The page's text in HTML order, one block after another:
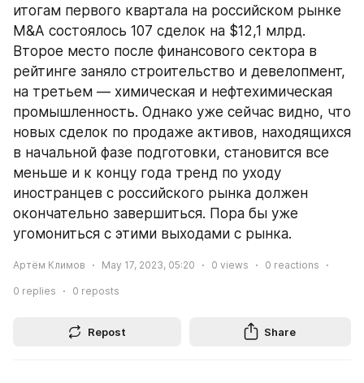
итогам первого квартала на российском рынке
M&A состоялось 107 сделок на $12,1 млрд.
Второе место после финансового сектора в
рейтинге заняло строительство и девелопмент,
на третьем — химическая и нефтехимическая
промышленность. Однако уже сейчас видно, что
новых сделок по продаже активов, находящихся
в начальной фазе подготовки, становится все
меньше и к концу года тренд по уходу
иностранцев с российского рынка должен
окончательно завершиться. Пора бы уже
угомониться с этими выходами с рынка.
Артём Климов May 17, 2023, 05:20 0 views 0 reactions
0 replies 0 reposts
Repost Share